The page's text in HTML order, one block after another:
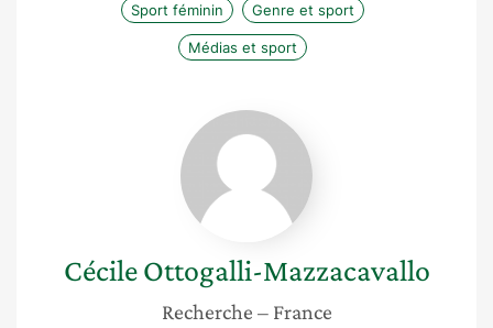
Sport féminin Genre et sport
Médias et sport
Cécile
Ottogalli-
Mazzacavallo
Cécile Ottogalli-Mazzacavallo
Recherche – France